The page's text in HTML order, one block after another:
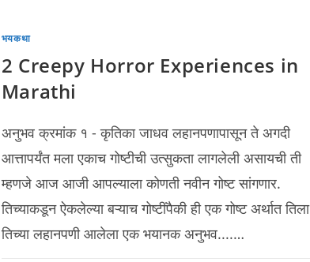
भयकथा
2 Creepy Horror Experiences in
Marathi
अनुभव क्रमांक १ - कृतिका जाधव लहानपणापासून ते अगदी
आत्तापर्यंत मला एकाच गोष्टीची उत्सुकता लागलेली असायची ती
म्हणजे आज आजी आपल्याला कोणती नवीन गोष्ट सांगणार.
तिच्याकडून ऐकलेल्या बऱ्याच ‌गोष्टींपैकी ही एक गोष्ट अर्थात तिला
तिच्या लहानपणी आलेला एक भयानक अनुभव....…